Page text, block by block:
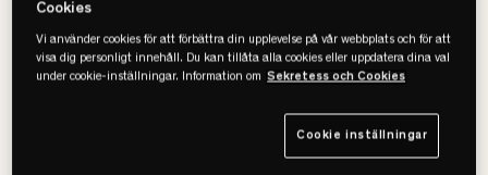
Velour Jacquard Logo Handduk
Cookies
Vi använder cookies för att förbättra din upplevelse på vår webbplats och för att
visa dig personligt innehåll. Du kan tillåta alla cookies eller uppdatera dina val
under cookie-inställningar. Information om Sekretess och Cookies
Cookie inställningar